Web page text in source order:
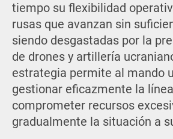
tiempo su flexibilidad
rusas que avanzan sin
siendo desgastadas por la
de drones y artillería
estrategia permite al mando
gestionar eficazmente la
comprometer recursos
gradualmente la situación a